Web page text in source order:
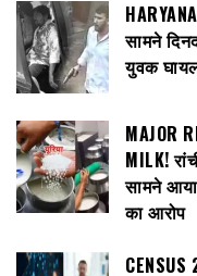
सामने
युवक
MAJOR
MILK!
सामने
का आरोप